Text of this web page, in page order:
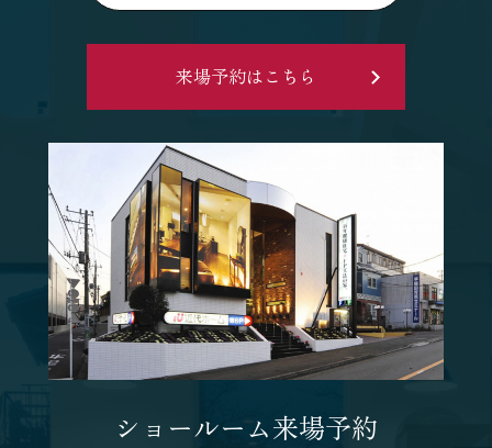
来場予約はこちら
ショールーム来場予約